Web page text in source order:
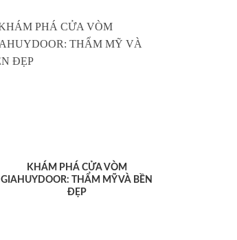
KHÁM PHÁ CỬA VÒM
GIAHUYDOOR: THẨM MỸ VÀ BỀN
ĐẸP